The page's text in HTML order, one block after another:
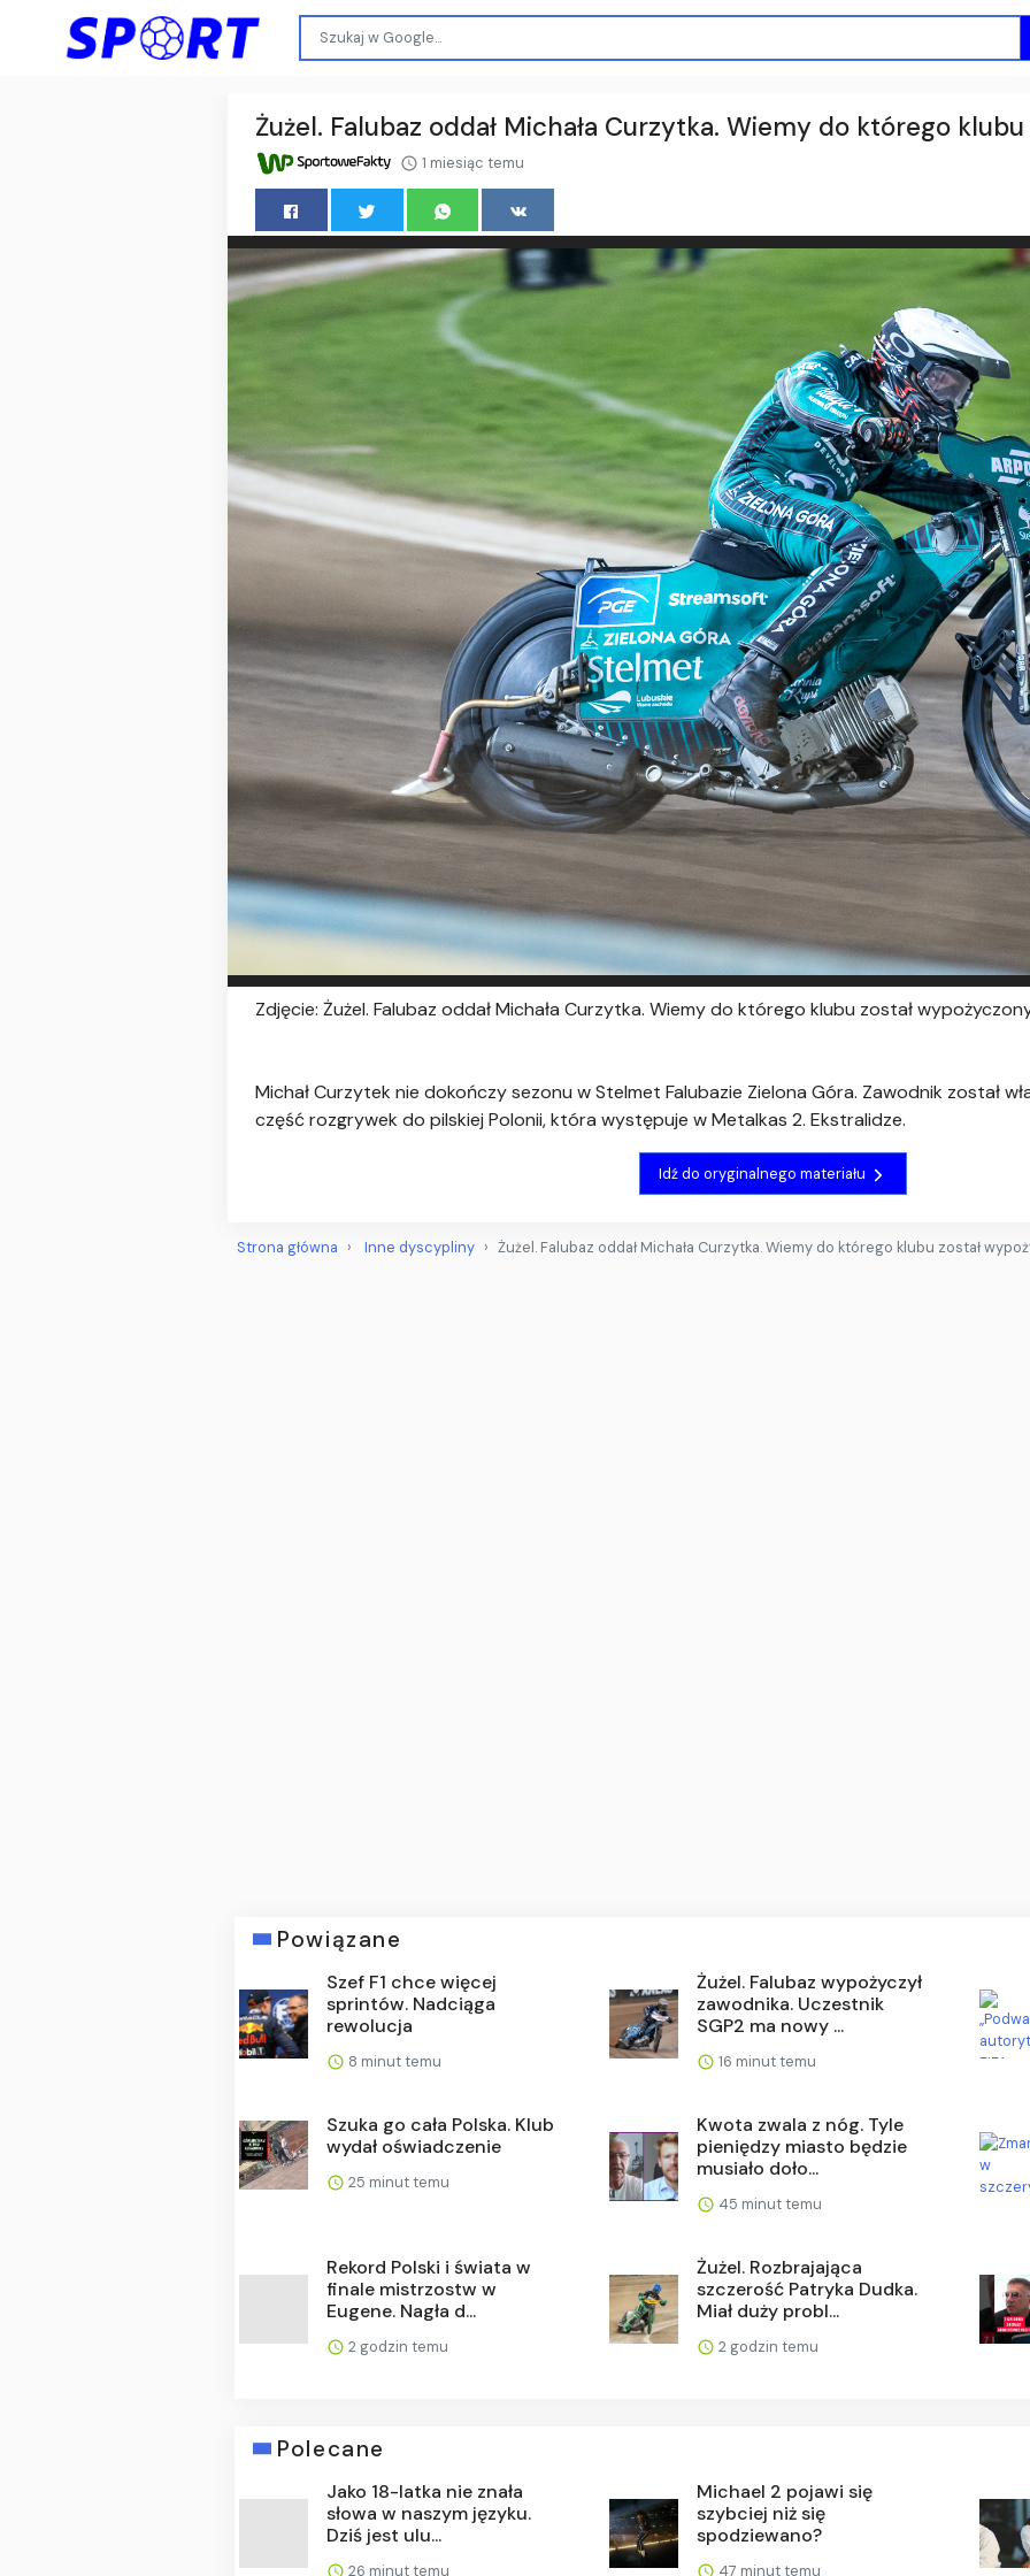
Żużel. Falubaz oddał Michała Curzytka. Wiemy do którego
1 miesiąc temu
Zdjęcie: Żużel. Falubaz oddał Michała Curzytka. Wiemy do którego klubu został
Michał Curzytek nie dokończy sezonu w Stelmet Falubazie Zielona Góra. Zawodnik został
część rozgrywek do pilskiej Polonii, która występuje w Metalkas 2. Ekstralidze.
Idź do oryginalnego materiału
Strona główna Inne dyscypliny Żużel. Falubaz oddał Michała Curzytka. Wiemy do którego klubu został
Powiązane
Szef F1 chce więcej
sprintów. Nadciąga
rewolucja
8 minut temu
Żużel. Falubaz wypożyczył
zawodnika. Uczestnik
SGP2 ma nowy ...
16 minut temu
Szuka go cała Polska. Klub
wydał oświadczenie
25 minut temu
Kwota zwala z nóg. Tyle
pieniędzy miasto będzie
musiało doło...
45 minut temu
Rekord Polski i świata w
finale mistrzostw w
Eugene. Nagła d...
2 godzin temu
Żużel. Rozbrajająca
szczerość Patryka Dudka.
Miał duży probl...
2 godzin temu
Polecane
Jako 18-latka nie znała
słowa w naszym języku.
Dziś jest ulu...
26 minut temu
Michael 2 pojawi się
szybciej niż się
spodziewano?
47 minut temu